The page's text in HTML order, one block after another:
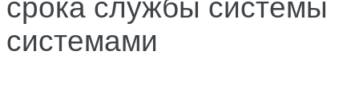
срока службы системы
системами